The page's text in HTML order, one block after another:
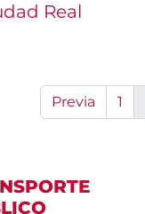
Real
Previa 1